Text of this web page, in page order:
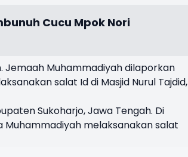
Cucu Mpok Nori
Jemaah Muhammadiyah dilaporkan
salat Id di Masjid Nurul Tajdid,
Sukoharjo, Jawa Tengah. Di
melaksanakan salat